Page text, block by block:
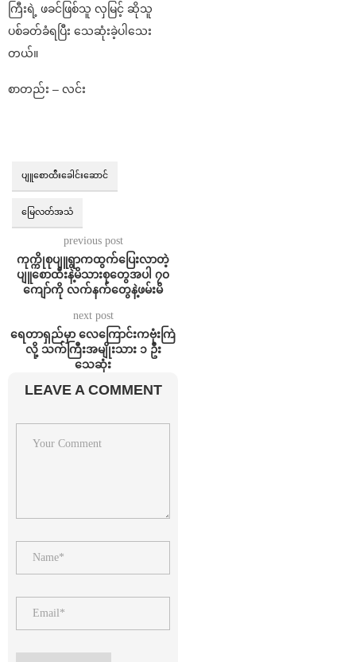
ကြီးရဲ့ ဖခင်ဖြစ်သူ လှမြင့် ဆိုသူ
ပစ်ခတ်ခံရပြီး သေဆုံးခဲ့ပါသေး
တယ်။
စာတည်း – လင်း
ပျူစောထီးခေါင်းဆောင်
မြေလတ်အသံ
previous post
ကုက္ကိုစုပျူရွာကထွက်ပြေးလာတဲ့
ပျူစောထီးနဲ့မိသားစုတွေအပါ ၇၀
ကျော်ကို လက်နက်တွေနဲ့ဖမ်းမိ
next post
ရေတာရှည်မှာ လေကြောင်းကဗုံးကြဲ
လို့ သက်ကြီးအမျိုးသား ၁ ဦး
သေဆုံး
LEAVE A COMMENT